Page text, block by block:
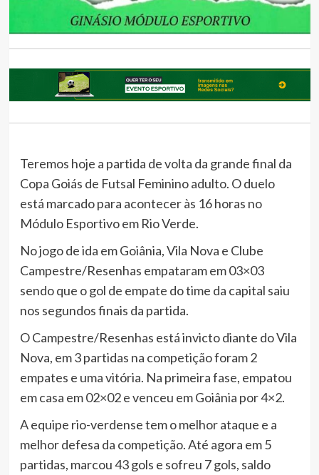
Teremos hoje a partida de volta da grande final da
Copa Goiás de Futsal Feminino adulto. O duelo
está marcado para acontecer às 16 horas no
Módulo Esportivo em Rio Verde.
No jogo de ida em Goiânia, Vila Nova e Clube
Campestre/Resenhas empataram em 03×03
sendo que o gol de empate do time da capital saiu
nos segundos finais da partida.
O Campestre/Resenhas está invicto diante do Vila
Nova, em 3 partidas na competição foram 2
empates e uma vitória. Na primeira fase, empatou
em casa em 02×02 e venceu em Goiânia por 4×2.
A equipe rio-verdense tem o melhor ataque e a
melhor defesa da competição. Até agora em 5
partidas, marcou 43 gols e sofreu 7 gols, saldo